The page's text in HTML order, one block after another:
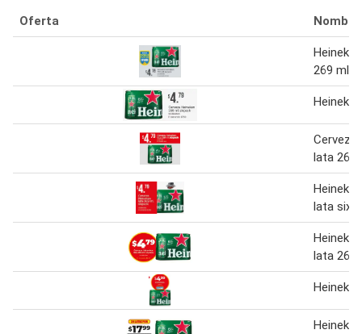
Oferta Nombre
269 ml
Cerveza
lata 269
lata
lata 269